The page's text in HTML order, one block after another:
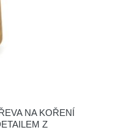
NA KOŘENÍ
Z